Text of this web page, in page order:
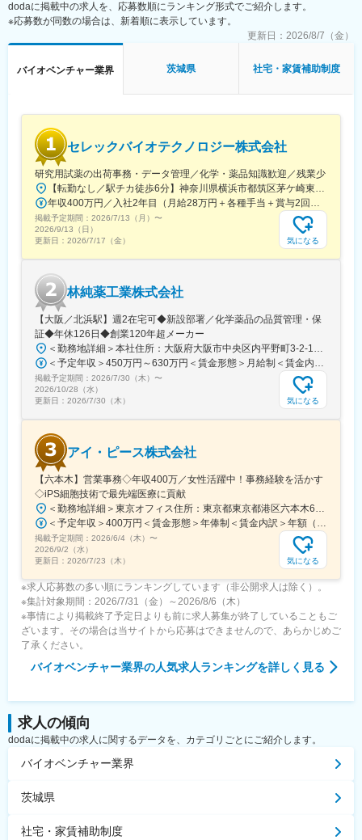
■当社の魅力：
株式会社IDファーマは、アイロムグループの先端医療事業を担う
企業です。難病の克服のために、次世代の医療技術や医薬品とし
遺伝子創薬といった先端医療テクノロジーです。
ァーマでは、自社ベクター技術を活用し、再生医療・遺伝子創薬
ー開発・製造において世界トップクラスの技術を保有し、バイオ
業界で高い評価を得ています。
このベクター技術を活用して、iPS 細胞作製をはじめとした再生
医療や遺伝子治療薬・ワクチンなどの遺伝子創薬に取り組んでい
ます。
変更の範囲：会社の定める業務
dodaに掲載中の求人を、応募数順にランキング形式でご紹介します。
※応募数が同数の場合は、新着順に表示しています。
更新日： 2026/8/7（金）
バイオベンチャー業界 茨城県 社宅・家賃補助制度
セレックバイオテクノロジー株式会社
研究用試薬の出荷事務・データ管理／化学・薬品知識歓迎／残業少
【転勤なし／駅チカ徒歩6分】神奈川県横浜市都筑区茅ケ崎東4-5-34 長沢ビル＊U.Iターン歓迎
年収400万円／入社2年目（月給28万円＋各種手当＋賞与2回） 年収500万円／入社5年目（月給30万円＋各種手当＋賞与2回）
掲載予定期間： 2026/7/13（月） 〜
2026/9/13（日）
更新日： 2026/7/17（金） 気になる
林純薬工業株式会社
【大阪／北浜駅】週2在宅可◆新設部署／化学薬品の品質管理・保
証◆年休126日◆創業120年超メーカー
＜勤務地詳細＞本社住所：大阪府大阪市中央区内平野町3-2-12 HPCビル勤務地最寄駅：Osaka Metro堺筋線／北浜駅受動喫煙対策：屋内全面禁煙変更の範囲：会社の定める事業所
＜予定年収＞450万円～630万円＜賃金形態＞月給制＜賃金内訳＞月額（基本給）：263,000円～371,000円＜月給＞263,000円～371,000円＜昇給有無＞有＜残業手当＞有＜給与補足＞■年収補足：・賞与実績／年2回、昨年度実績5ヵ月分・最終面接にて等級を決定。管理監督者の場合は残業手当なし。賃金はあくまでも目安の金額であり、選考を通じて上下する可能性があります。月給(月額)は固定手当を含めた表記です。
掲載予定期間： 2026/7/30（木） 〜
2026/10/28（水）
更新日： 2026/7/30（木） 気になる
アイ・ピース株式会社
【六本木】営業事務◇年収400万／女性活躍中！事務経験を活かす
◇iPS細胞技術で最先端医療に貢献
＜勤務地詳細＞東京オフィス住所：東京都東京都港区六本木6-15-1 勤務地最寄駅：東京メトロ 日比谷線／六本木駅受動喫煙対策：屋内全面禁煙変更の範囲：会社の定める事業所
＜予定年収＞400万円＜賃金形態＞年俸制＜賃金内訳＞年額（基本給）：3,108,920円固定残業手当/月：74,490円（固定残業時間40時間0分/月）超過した時間外労働の残業手当は追加支給＜月額＞333,566円（12分割）（一律手当を含む）＜昇給有無＞有＜残業手当＞有＜給与補足＞※固定残業代制、超過分別途支給賃金はあくまでも目安の金額であり、選考を通じて上下する可能性があります。月給(月額)は固定手当を含めた表記です。
掲載予定期間： 2026/6/4（木） 〜
2026/9/2（水）
更新日： 2026/7/23（木） 気になる
※求人応募数の多い順にランキングしています（非公開求人は除く）。
※集計対象期間：2026/7/31（金）～2026/8/6（木）
※事情により掲載終了予定日よりも前に求人募集が終了していることもご
ざいます。その場合は当サイトから応募はできませんので、あらかじめご
了承ください。
バイオベンチャー業界の人気求人ランキングを詳しく見る
求人の傾向
dodaに掲載中の求人に関するデータを、カテゴリごとにご紹介します。
バイオベンチャー業界
茨城県
社宅・家賃補助制度